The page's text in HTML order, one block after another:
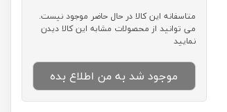
متاسفانه این کالا در حال حاضر موجود نیست.
می توانید از محصولات مشابه این کالا دیدن
نمایید
موجود شد به من اطلاع بده